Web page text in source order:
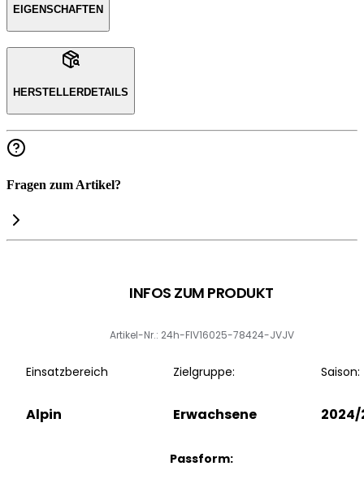
EIGENSCHAFTEN
HERSTELLERDETAILS
Fragen zum Artikel?
INFOS ZUM PRODUKT
Artikel-Nr.: 24h-FIV16025-78424-JVJV
Einsatzbereich
Alpin
Zielgruppe:
Erwachsene
Saison:
2024/
Passform: